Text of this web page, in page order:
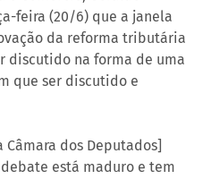
feira (20/6) que a janela
da reforma tributária
discutido na forma de uma
que ser discutido e
dos Deputados]
está maduro e tem